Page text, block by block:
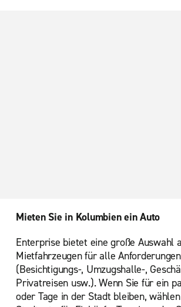
Paris, Saint-Denis
Paris, Saint-Lazare
Roissy En France Ville
Versailles
Mieten Sie in Kolumbien ein Auto
Enterprise bietet eine große Auswahl
Mietfahrzeugen für alle Anforderungen
(Besichtigungs-, Umzugshalle-,
Privatreisen usw.). Wenn Sie für ein
oder Tage in der Stadt bleiben,